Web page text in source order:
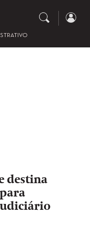
destina